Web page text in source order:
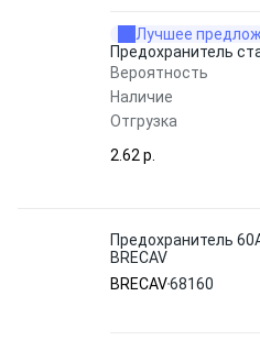
Лучшее
Предохранитель
Вероятность
Наличие
Отгрузка
2.62 p.
Предохранитель
BRECAV
BRECAV68160